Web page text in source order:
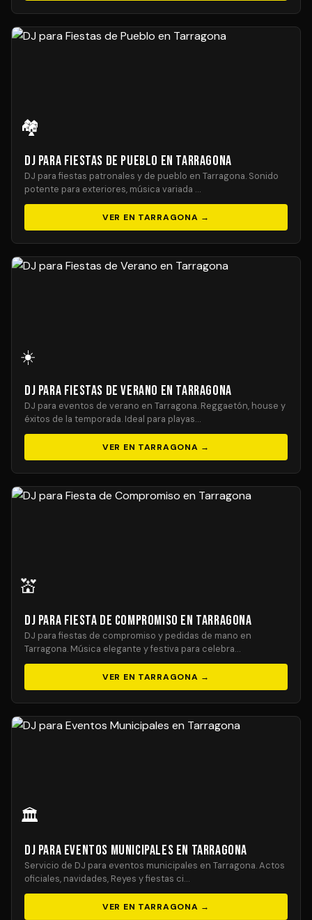
🏘️
DJ para Fiestas de Pueblo en Tarragona
DJ para fiestas patronales y de pueblo en Tarragona. Sonido
potente para exteriores, música variada …
VER EN TARRAGONA →
☀️
DJ para Fiestas de Verano en Tarragona
DJ para eventos de verano en Tarragona. Reggaetón, house y
éxitos de la temporada. Ideal para playas…
VER EN TARRAGONA →
💒
DJ para Fiesta de Compromiso en Tarragona
DJ para fiestas de compromiso y pedidas de mano en
Tarragona. Música elegante y festiva para celebra…
VER EN TARRAGONA →
🏛️
DJ para Eventos Municipales en Tarragona
Servicio de DJ para eventos municipales en Tarragona. Actos
oficiales, navidades, Reyes y fiestas ci…
VER EN TARRAGONA →